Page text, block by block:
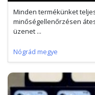
Minden termékünket
minőségellenőrzésen
üzenet ...
Nógrád megye